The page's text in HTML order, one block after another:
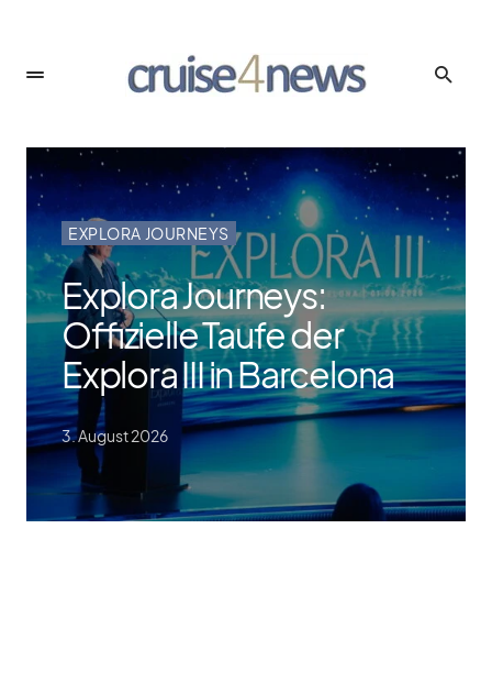
EX­PLORA JOUR­NEYS
Explora Journeys:
Offizielle Taufe der
Explora III in Barcelona
3. Au­gust 2026